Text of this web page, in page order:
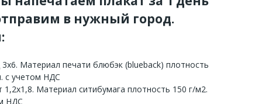
в нужный город.
Материал печати блюбэк (blueback) плотность
с учетом НДС
1,2х1,8. Материал ситибумага плотность 150 г/м2.
НДС